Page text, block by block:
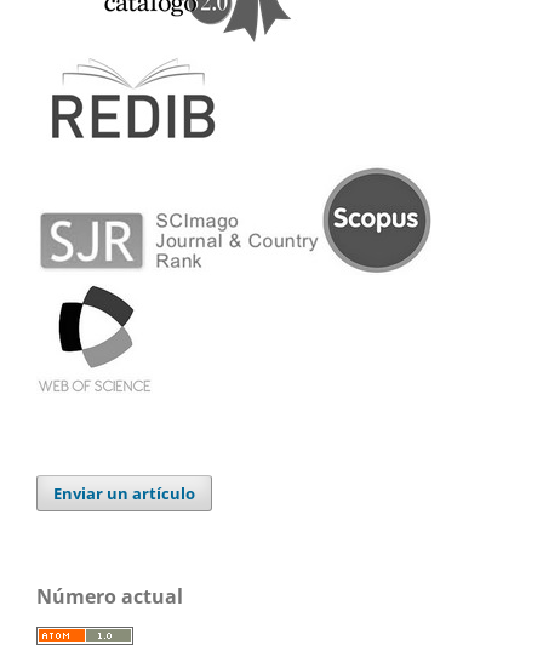
Enviar un artículo
Número actual